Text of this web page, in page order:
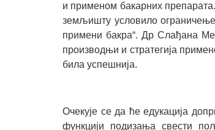
и применом бакарних
земљишту условило
примени бакра“. Др Слађана
производњи и стратегија
била успешнија.
Очекује се да ће едукација
функцији подизања свести